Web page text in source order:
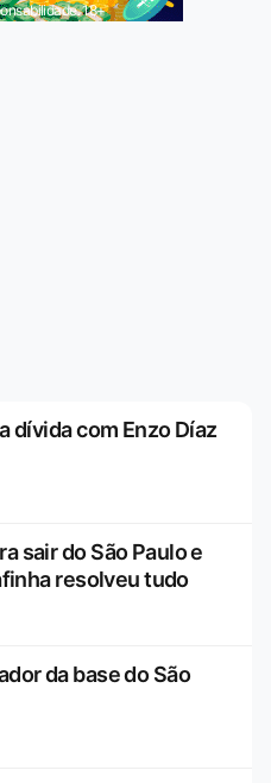
18+
dívida com Enzo Díaz
sair do São Paulo e
resolveu tudo
da base do São